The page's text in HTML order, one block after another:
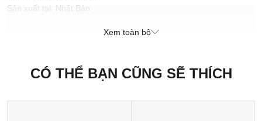
Sản xuất tại: Nhật Bản
Xem toàn bộ
CÓ THỂ BẠN CŨNG SẼ THÍCH